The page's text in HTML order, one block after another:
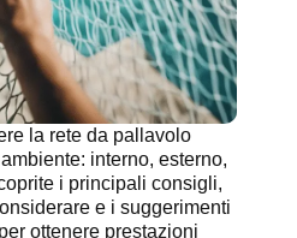
la rete da pallavolo
interno, esterno,
i principali consigli,
e i suggerimenti
ottenere prestazioni